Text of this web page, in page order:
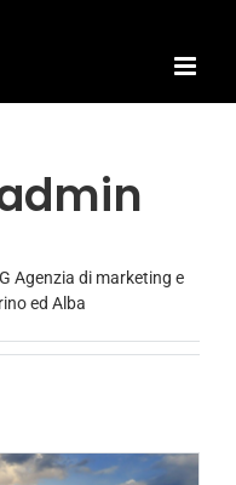
Agenzia di marketing e
ed Alba